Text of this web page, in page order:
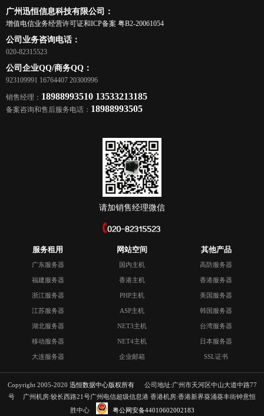
广州迅恒信息科技有限公司：
增值电信业务经营许可证和ICP备案 粤B2-20061054
公司业务咨询电话：
020-82315523
公司企业QQ/商务QQ：
923109991 16764407 20300996
销售经理： 18988993510 13533213185
备案咨询和售后服务电话： 18988993505
请加销售经理微信
服务租用
广东服务器
福建服务器
浙江服务器
江苏服务器
湖北服务器
移动服务器
大连服务器
网站空间
国内主机
香港主机
PHP主机
ASP主机
NET3主机
NET4主机
企业邮箱
其他产品
高防服务器
香港服务器
美国服务器
韩国服务器
台湾服务器
日本服务器
SSL证书
Copyright 2005-2020 迅恒数据中心版权所有公司地址:广州市天河区中山大道中路77
号 广州机房:较长西路21号广州电信超级信息港 香港机房:香港新界葵涌葵丰街钟意恒
胜中心
粤公网安备44010602002183